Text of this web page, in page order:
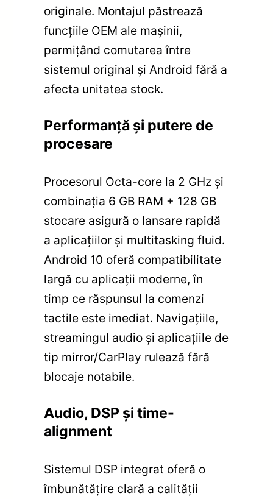
originale. Montajul păstrează
funcțiile OEM ale mașinii,
permițând comutarea între
sistemul original și Android fără a
afecta unitatea stock.
Performanță și putere de
procesare
Procesorul Octa-core la 2 GHz și
combinația 6 GB RAM + 128 GB
stocare asigură o lansare rapidă
a aplicațiilor și multitasking fluid.
Android 10 oferă compatibilitate
largă cu aplicații moderne, în
timp ce răspunsul la comenzi
tactile este imediat. Navigațiile,
streamingul audio și aplicațiile de
tip mirror/CarPlay rulează fără
blocaje notabile.
Audio, DSP și time-
alignment
Sistemul DSP integrat oferă o
îmbunătățire clară a calității